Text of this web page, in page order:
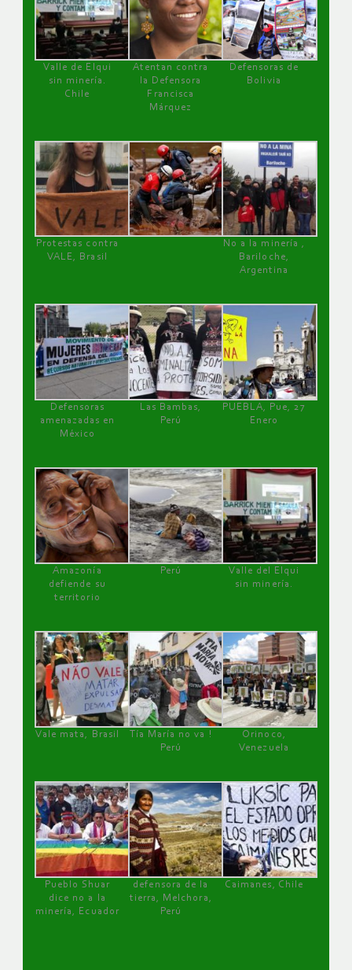
Valle de Elqui
sin minería.
Chile
Atentan contra
la Defensora
Francisca
Márquez
Defensoras de
Bolivia
Protestas contra
VALE, Brasil
No a la minería ,
Bariloche,
Argentina
Defensoras
amenazadas en
México
Las Bambas,
Perú
PUEBLA, Pue, 27
Enero
Amazonía
defiende su
territorio
Perú
Valle del Elqui
sin minería.
Vale mata, Brasil
Tía María no va !
Perú
Orinoco,
Venezuela
Pueblo Shuar
dice no a la
minería, Ecuador
defensora de la
tierra, Melchora,
Perú
Caimanes, Chile